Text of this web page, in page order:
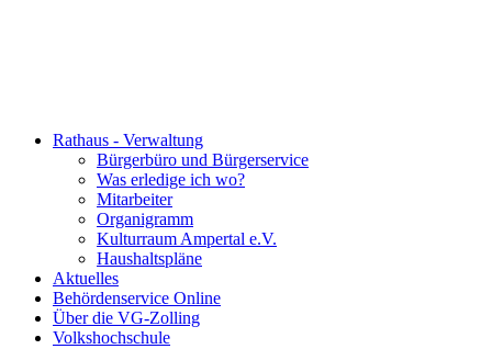
Rathaus - Verwaltung
Bürgerbüro und Bürgerservice
Was erledige ich wo?
Mitarbeiter
Organigramm
Kulturraum Ampertal e.V.
Haushaltspläne
Aktuelles
Behördenservice Online
Über die VG-Zolling
Volkshochschule